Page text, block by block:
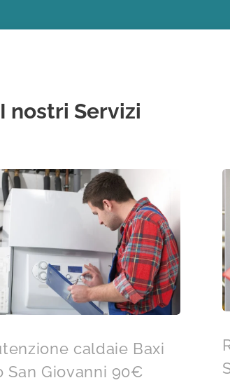
I nostri Servizi
caldaie Baxi
San Giovanni 90€